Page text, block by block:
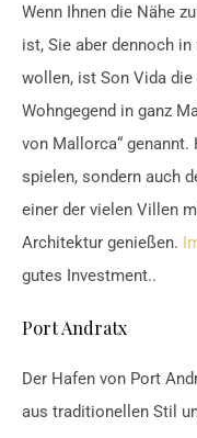
Wenn Ihnen die Nähe
ist, Sie aber dennoch
wollen, ist Son Vida
Wohngegend in ganz
von Mallorca“
spielen, sondern auch
einer der vielen Villen
Architektur genießen.
gutes Investment..
Port Andratx
Der Hafen von Port
aus traditionellen Stil